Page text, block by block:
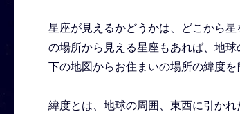
星座が見えるかどうかは、どこから
の場所から見える星座もあれば、地
下の地図からお住まいの場所の緯度を
緯度とは、地球の周囲、東西に引か